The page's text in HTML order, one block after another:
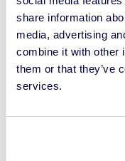
share information
media, advertising
combine it with other
them or that they’ve
services.
Optimierte